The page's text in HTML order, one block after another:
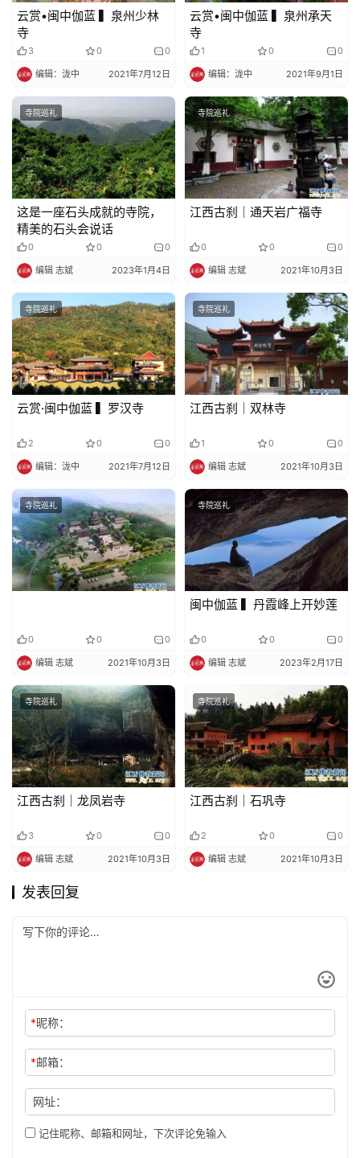
云赏•闽中伽蓝 ▍泉州少林
寺
3 0 0
编辑：泷中 2021年7月12日
云赏•闽中伽蓝 ▍泉州承天
寺
1 0 0
编辑：泷中 2021年9月1日
寺院巡礼
这是一座石头成就的寺院，
精美的石头会说话
0 0 0
编辑 志斌 2023年1月4日
寺院巡礼
江西古刹｜通天岩广福寺
0 0 0
编辑 志斌 2021年10月3日
寺院巡礼
云赏·闽中伽蓝 ▍罗汉寺
2 0 0
编辑：泷中 2021年7月12日
寺院巡礼
江西古刹｜双林寺
1 0 0
编辑 志斌 2021年10月3日
寺院巡礼
0 0 0
编辑 志斌 2021年10月3日
寺院巡礼
闽中伽蓝 ▍丹霞峰上开妙莲
0 0 0
编辑 志斌 2023年2月17日
寺院巡礼
江西古刹｜龙凤岩寺
3 0 0
编辑 志斌 2021年10月3日
寺院巡礼
江西古刹｜石巩寺
2 0 0
编辑 志斌 2021年10月3日
发表回复
*昵称：
*邮箱：
网址：
记住昵称、邮箱和网址，下次评论免输入